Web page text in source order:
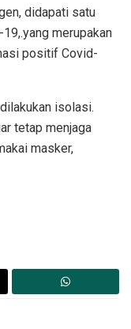
didapati satu
merupakan
positif Covid-
isolasi.
tetap menjaga
masker,